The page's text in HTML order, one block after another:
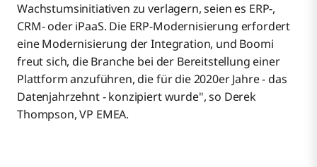
Wachstumsinitiativen zu verlagern, seien es ERP-,
CRM- oder iPaaS. Die ERP-Modernisierung erfordert
eine Modernisierung der Integration, und Boomi
freut sich, die Branche bei der Bereitstellung einer
Plattform anzuführen, die für die 2020er Jahre - das
Datenjahrzehnt - konzipiert wurde", so Derek
Thompson, VP EMEA.